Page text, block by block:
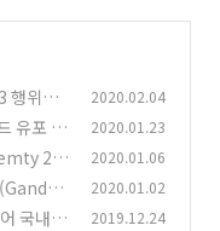
행위탐
2020.02.04
유포 중
2020.01.23
2.5
2020.01.06
2020.01.02
국내발
2019.12.24